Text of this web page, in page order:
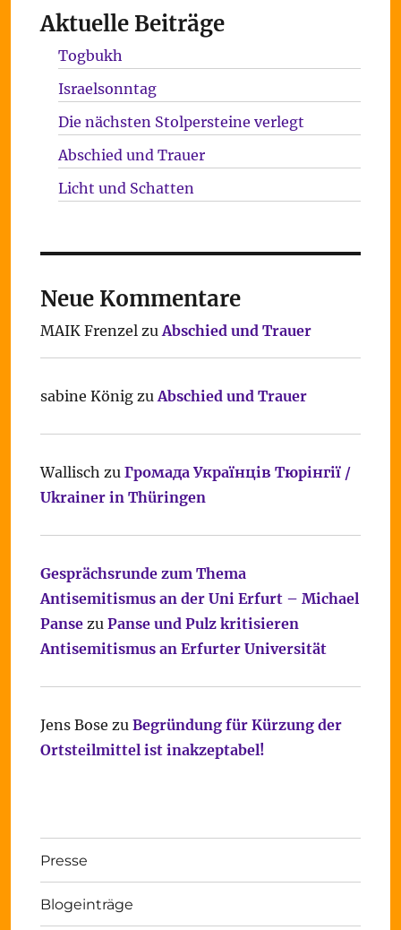
Aktuelle Beiträge
Togbukh
Israelsonntag
Die nächsten Stolpersteine verlegt
Abschied und Trauer
Licht und Schatten
Neue Kommentare
MAIK FrenzelzuAbschied und Trauer
sabine KönigzuAbschied und Trauer
Wallisch zu Громада Українців Тюрінгії /
Ukrainer in Thüringen
Gesprächsrunde zum Thema
Antisemitismus an der Uni Erfurt – Michael
Pansezu Panse und Pulz kritisieren
Antisemitismus an Erfurter Universität
Jens Bose zu Begründung für Kürzung der
Ortsteilmittel ist inakzeptabel!
Presse
Blogeinträge